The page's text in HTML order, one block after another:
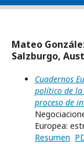
Mateo
Salzburgo,
Cuadernos
político de la
proceso de
Europea:
Resumen